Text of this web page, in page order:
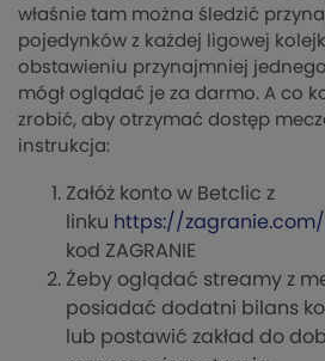
właśnie tam można śledzić
pojedynków z każdej ligowej
obstawieniu przynajmniej
mógł oglądać je za darmo. A co
zrobić, aby otrzymać dostęp
instrukcja:
Załóż konto w Betclic z
linku https://
kod ZAGRANIE
Żeby oglądać streamy z
posiadać dodatni bilans
lub postawić zakład do